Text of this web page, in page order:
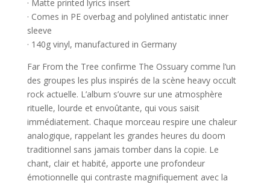
· Matte printed lyrics insert
· Comes in PE overbag and polylined antistatic inner
sleeve
· 140g vinyl, manufactured in Germany
Far From the Tree confirme The Ossuary comme l’un
des groupes les plus inspirés de la scène heavy occult
rock actuelle. L’album s’ouvre sur une atmosphère
rituelle, lourde et envoûtante, qui vous saisit
immédiatement. Chaque morceau respire une chaleur
analogique, rappelant les grandes heures du doom
traditionnel sans jamais tomber dans la copie. Le
chant, clair et habité, apporte une profondeur
émotionnelle qui contraste magnifiquement avec la